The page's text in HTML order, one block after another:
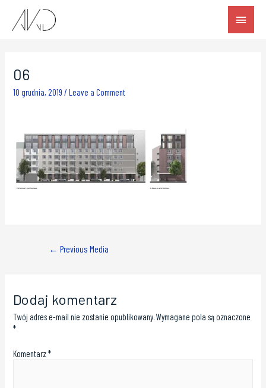
06
10 grudnia, 2019 /Leave a Comment
← Previous Media
Dodaj komentarz
Twój adres e-mail nie zostanie opublikowany.Wymagane pola są oznaczone
*
Komentarz*